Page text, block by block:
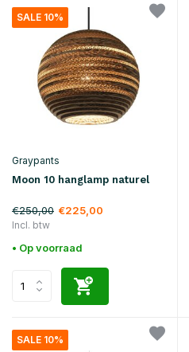
SALE 10%
Graypants
Moon 10 hanglamp naturel
€250,00 €225,00
Incl. btw
• Op voorraad
SALE 10%